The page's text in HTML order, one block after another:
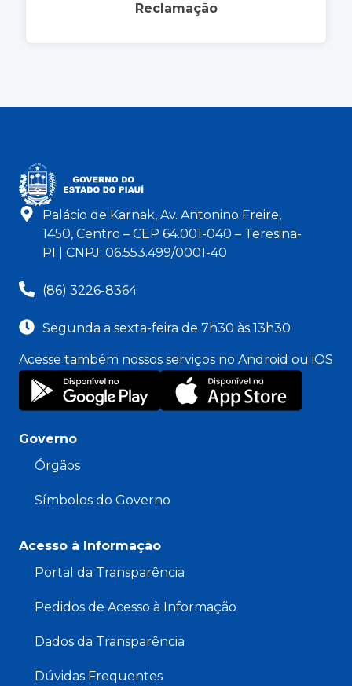
Reclamação
Palácio de Karnak, Av. Antonino Freire,
1450, Centro – CEP 64.001-040 – Teresina-
PI | CNPJ: 06.553.499/0001-40
(86) 3226-8364
Segunda a sexta-feira de 7h30 às 13h30
Acesse também nossos serviços no Android ou iOS
Governo
Órgãos
Símbolos do Governo
Acesso à Informação
Portal da Transparência
Pedidos de Acesso à Informação
Dados da Transparência
Dúvidas Frequentes